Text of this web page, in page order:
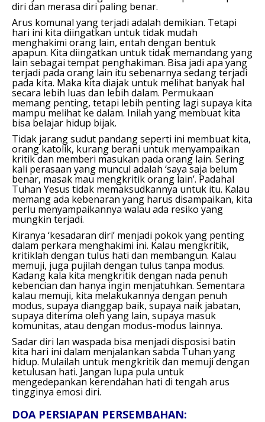
diri dan merasa diri paling benar.
Arus komunal yang terjadi adalah demikian. Tetapi
hari ini kita diingatkan untuk tidak mudah
menghakimi orang lain, entah dengan bentuk
apapun. Kita diingatkan untuk tidak memandang yang
lain sebagai tempat penghakiman. Bisa jadi apa yang
terjadi pada orang lain itu sebenarnya sedang terjadi
pada kita. Maka kita diajak untuk melihat banyak hal
secara lebih luas dan lebih dalam. Permukaan
memang penting, tetapi lebih penting lagi supaya kita
mampu melihat ke dalam. Inilah yang membuat kita
bisa belajar hidup bijak.
Tidak jarang sudut pandang seperti ini membuat kita,
orang katolik, kurang berani untuk menyampaikan
kritik dan memberi masukan pada orang lain. Sering
kali perasaan yang muncul adalah ‘saya saja belum
benar, masak mau mengkritik orang lain’. Padahal
Tuhan Yesus tidak memaksudkannya untuk itu. Kalau
memang ada kebenaran yang harus disampaikan, kita
perlu menyampaikannya walau ada resiko yang
mungkin terjadi.
Kiranya ‘kesadaran diri’ menjadi pokok yang penting
dalam perkara menghakimi ini. Kalau mengkritik,
kritiklah dengan tulus hati dan membangun. Kalau
memuji, juga pujilah dengan tulus tanpa modus.
Kadang kala kita mengkritik dengan nada penuh
kebencian dan hanya ingin menjatuhkan. Sementara
kalau memuji, kita melakukannya dengan penuh
modus, supaya dianggap baik, supaya naik jabatan,
supaya diterima oleh yang lain, supaya masuk
komunitas, atau dengan modus-modus lainnya.
Sadar diri lan waspada bisa menjadi disposisi batin
kita hari ini dalam menjalankan sabda Tuhan yang
hidup. Mulailah untuk mengkritik dan memuji dengan
ketulusan hati. Jangan lupa pula untuk
mengedepankan kerendahan hati di tengah arus
tingginya emosi diri.
DOA PERSIAPAN PERSEMBAHAN: